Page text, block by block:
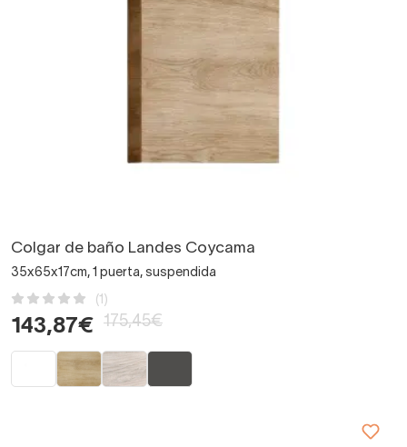
Colgar de baño Landes Coycama
35x65x17cm, 1 puerta, suspendida
(1)
143,87€ 175,45€